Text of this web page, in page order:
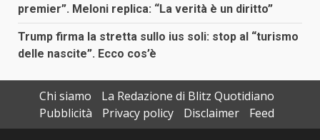
premier”. Meloni replica: “La verità è un diritto”
Trump firma la stretta sullo ius soli: stop al “turismo
delle nascite”. Ecco cos’è
Chi siamo
La Redazione di Blitz Quotidiano
Pubblicità
Privacy policy Disclaimer
Feed